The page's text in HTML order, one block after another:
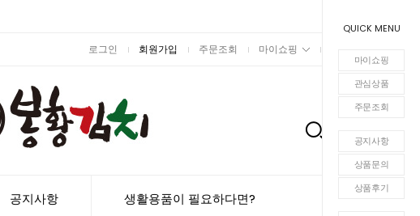
QUICK MENU
마이쇼핑
관심상품
주문조회
공지사항
상품문의
상품후기
로그인 회원가입 주문조회 마이쇼핑
공지사항 생활용품이 필요하다면?